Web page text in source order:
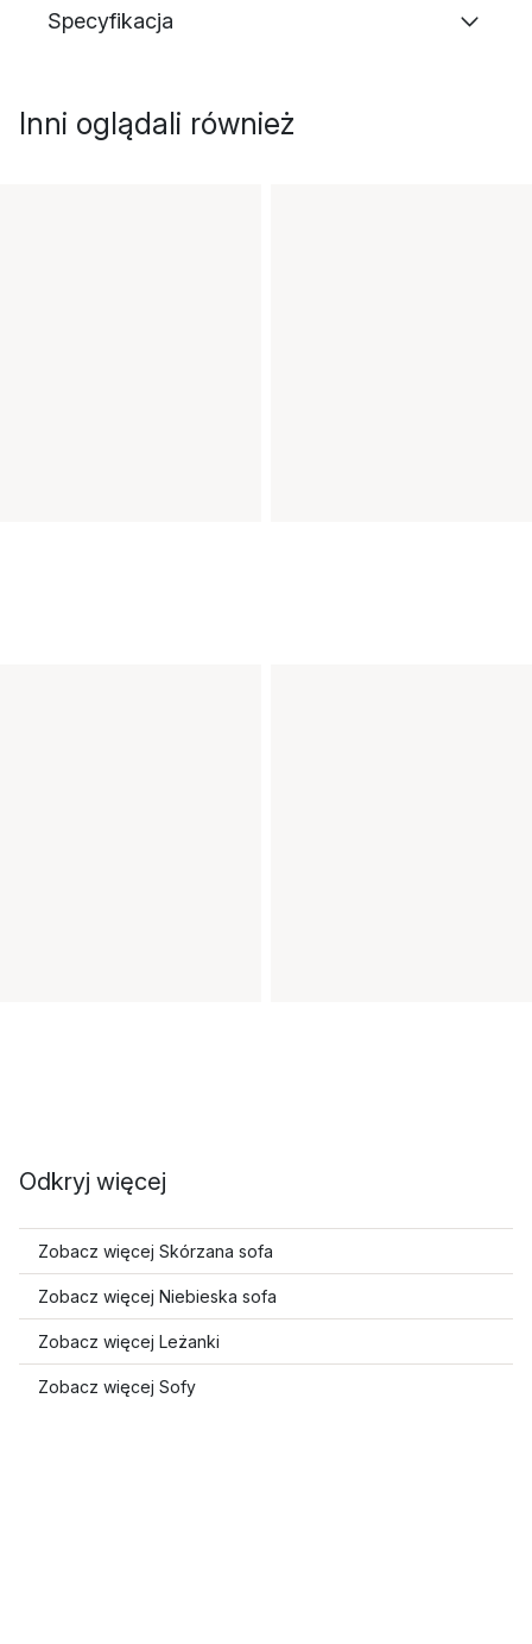
Specyfikacja
Inni oglądali również
Odkryj więcej
Zobacz więcej Skórzana sofa
Zobacz więcej Niebieska sofa
Zobacz więcej Leżanki
Zobacz więcej Sofy